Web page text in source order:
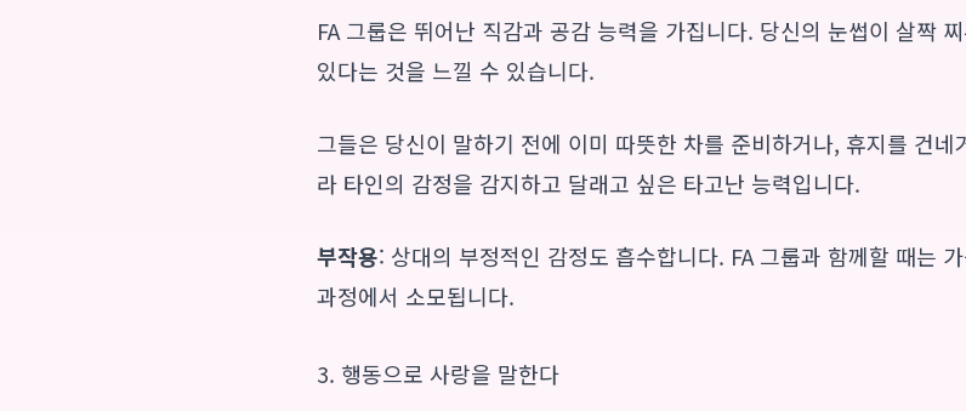
FA 그룹은 뛰어난 직감과 공감 능력을 가집니다. 당신의 눈썹이 살짝
있다는 것을 느낄 수 있습니다.
그들은 당신이 말하기 전에 이미 따뜻한 차를 준비하거나, 휴지를 건
라 타인의 감정을 감지하고 달래고 싶은 타고난 능력입니다.
부작용: 상대의 부정적인 감정도 흡수합니다. FA 그룹과 함께할 때는
과정에서 소모됩니다.
3. 행동으로 사랑을 말한다